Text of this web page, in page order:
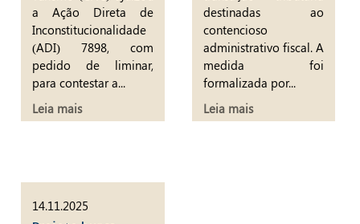
a Ação Direta de
Inconstitucionalidade
(ADI) 7898, com
pedido de liminar,
para contestar a...
Leia mais
destinadas ao
contencioso
administrativo fiscal. A
medida foi
formalizada por...
Leia mais
14.11.2025